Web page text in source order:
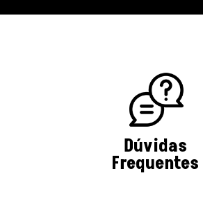
Dúvidas
Frequentes